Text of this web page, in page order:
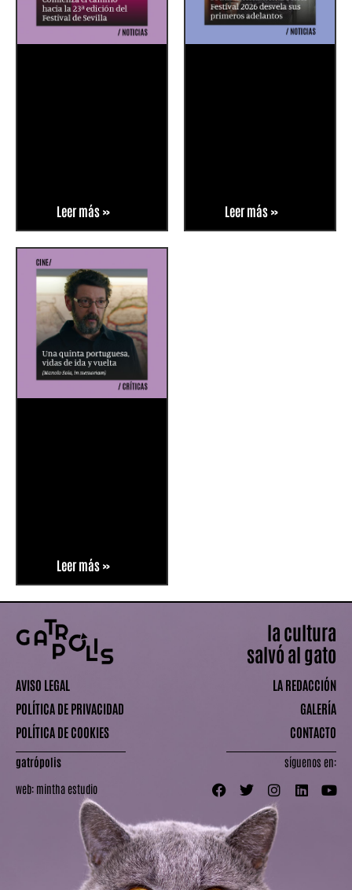
Leer más » Leer más »
Leer más »
AVISO LEGAL
POLÍTICA DE PRIVACIDAD
POLÍTICA DE COOKIES
gatrópolis
web: mintha estudio
la cultura
salvó al gato
LA REDACCIÓN
GALERÍA
CONTACTO
síguenos en: